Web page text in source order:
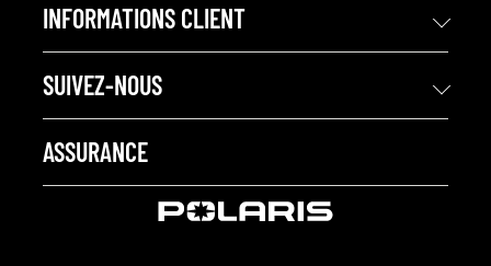
INFORMATIONS CLIENT
SUIVEZ-NOUS
ASSURANCE